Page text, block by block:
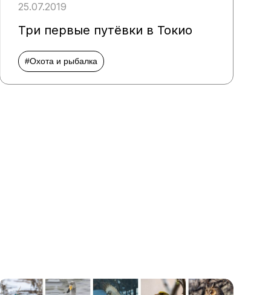
25.07.2019
Три первые путёвки в Токио
#Охота и рыбалка